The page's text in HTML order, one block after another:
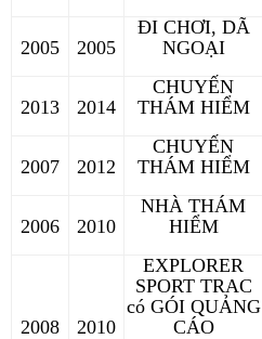
2005 2005
ĐI CHƠI, DÃ
NGOẠI
2013 2014
CHUYẾN
THÁM HIỂM
2007 2012
CHUYẾN
THÁM HIỂM
2006 2010
NHÀ THÁM
HIỂM
2008 2010
EXPLORER
SPORT TRAC
có GÓI QUẢNG
CÁO